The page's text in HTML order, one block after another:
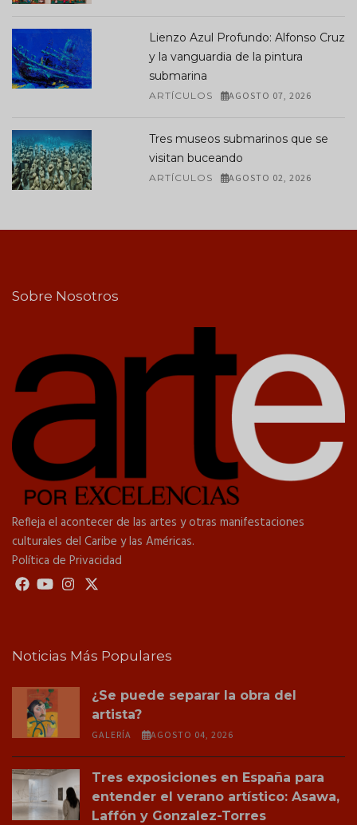
Lienzo Azul Profundo: Alfonso Cruz
y la vanguardia de la pintura
submarina
ARTÍCULOS AGOSTO 07, 2026
Tres museos submarinos que se
visitan buceando
ARTÍCULOS AGOSTO 02, 2026
Sobre Nosotros
Refleja el acontecer de las artes y otras manifestaciones
culturales del Caribe y las Américas.
Política de Privacidad
Noticias Más Populares
¿Se puede separar la obra del
artista?
GALERÍA AGOSTO 04, 2026
Tres exposiciones en España para
entender el verano artístico: Asawa,
Laffón y Gonzalez-Torres